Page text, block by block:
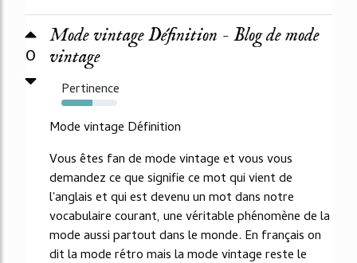
0
Mode vintage Définition - Blog de mode
vintage
Pertinence
56%
Mode vintage Définition
Vous êtes fan de mode vintage et vous vous
demandez ce que signifie ce mot qui vient de
l'anglais et qui est devenu un mot dans notre
vocabulaire courant, une véritable phénomène de la
mode aussi partout dans le monde. En français on
dit la mode rétro mais la mode vintage reste le